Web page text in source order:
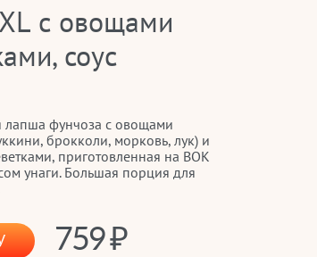
с овощами
соус
лапша фунчоза с овощами
брокколи, морковь, лук) и
приготовленная на ВОК
унаги. Большая порция для
759